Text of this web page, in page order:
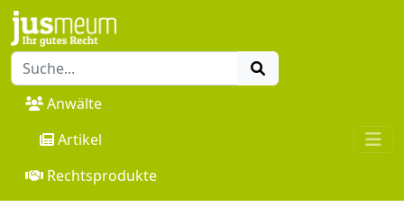
Anwälte
Artikel
Rechtsprodukte